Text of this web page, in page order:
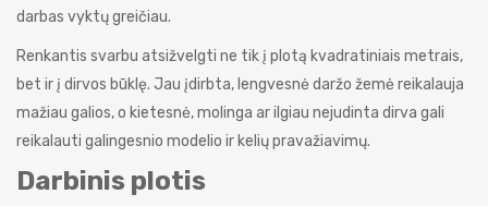
darbas vyktų greičiau.
Renkantis svarbu atsižvelgti ne tik į plotą kvadratiniais metrais,
bet ir į dirvos būklę. Jau įdirbta, lengvesnė daržo žemė reikalauja
mažiau galios, o kietesnė, molinga ar ilgiau nejudinta dirva gali
reikalauti galingesnio modelio ir kelių pravažiavimų.
Darbinis plotis